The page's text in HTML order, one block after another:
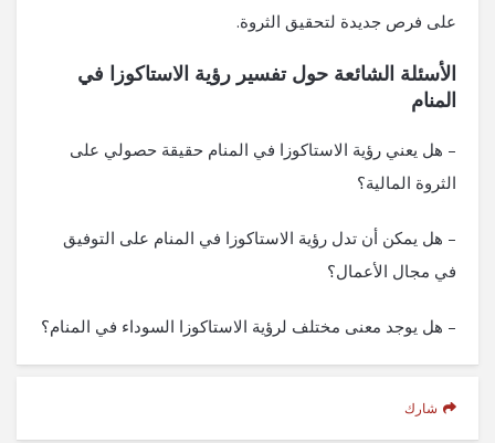
على فرص جديدة لتحقيق الثروة.
الأسئلة الشائعة حول تفسير رؤية الاستاكوزا في
المنام
– هل يعني رؤية الاستاكوزا في المنام حقيقة حصولي على
الثروة المالية؟
– هل يمكن أن تدل رؤية الاستاكوزا في المنام على التوفيق
في مجال الأعمال؟
– هل يوجد معنى مختلف لرؤية الاستاكوزا السوداء في المنام؟
شارك